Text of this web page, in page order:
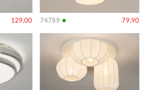
129,00 74789 • 79,90
Info